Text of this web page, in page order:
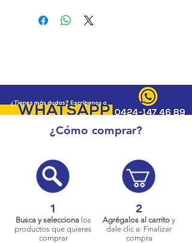
¿Cómo comprar?
1
Busca y seleccionalos
productos que quieres
comprar
2
Agrégalos al carrito y
dale clic a: Finalizar
compra